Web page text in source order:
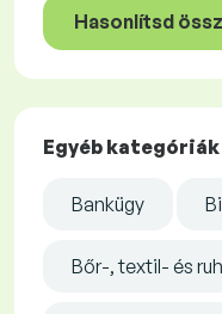
Hasonlítsd
Egyéb kategóriák
Bankügy
Bőr-, textil- és